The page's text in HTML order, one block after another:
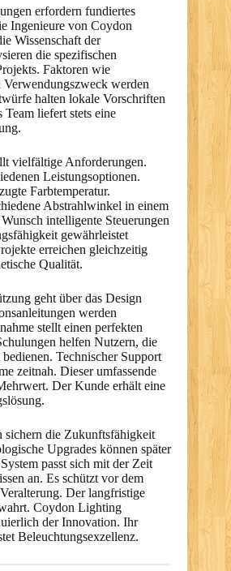
erfordern fundiertes
Ingenieure von Coydon
Wissenschaft der
die spezifischen
Faktoren wie
werden
halten lokale Vorschriften
Team liefert stets eine
vielfältige Anforderungen.
Leistungsoptionen.
Farbtemperatur.
Abstrahlwinkel in einem
intelligente Steuerungen
gewährleistet
erreichen gleichzeitig
Qualität.
geht über das Design
werden
stellt einen perfekten
helfen Nutzern, die
Technischer Support
zeitnah. Dieser umfassende
Der Kunde erhält eine
sichern die Zukunftsfähigkeit
Upgrades können später
passt sich mit der Zeit
an. Es schützt vor dem
Der langfristige
Coydon Lighting
der Innovation. Ihr
Beleuchtungsexzellenz.